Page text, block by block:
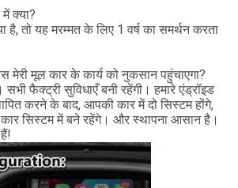
में क्या?
है, तो यह मरम्मत के लिए 1 वर्ष का समर्थन करता
मेरी मूल कार के कार्य को नुकसान पहुंचाएगा?
फैक्ट्री सुविधाएँ बनी रहेंगी। हमारे एंड्रॉइड
करने के बाद, आपकी कार में दो सिस्टम होंगे,
सिस्टम में बने रहेंगे। और स्थापना आसान है।